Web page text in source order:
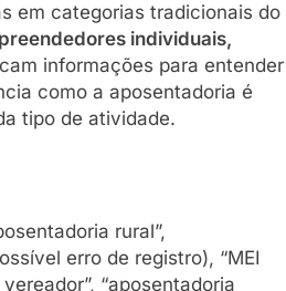
em categorias tradicionais do
individuais,
informações para entender
como a aposentadoria é
tipo de atividade.
rural”,
erro de registro), “MEI
“aposentadoria